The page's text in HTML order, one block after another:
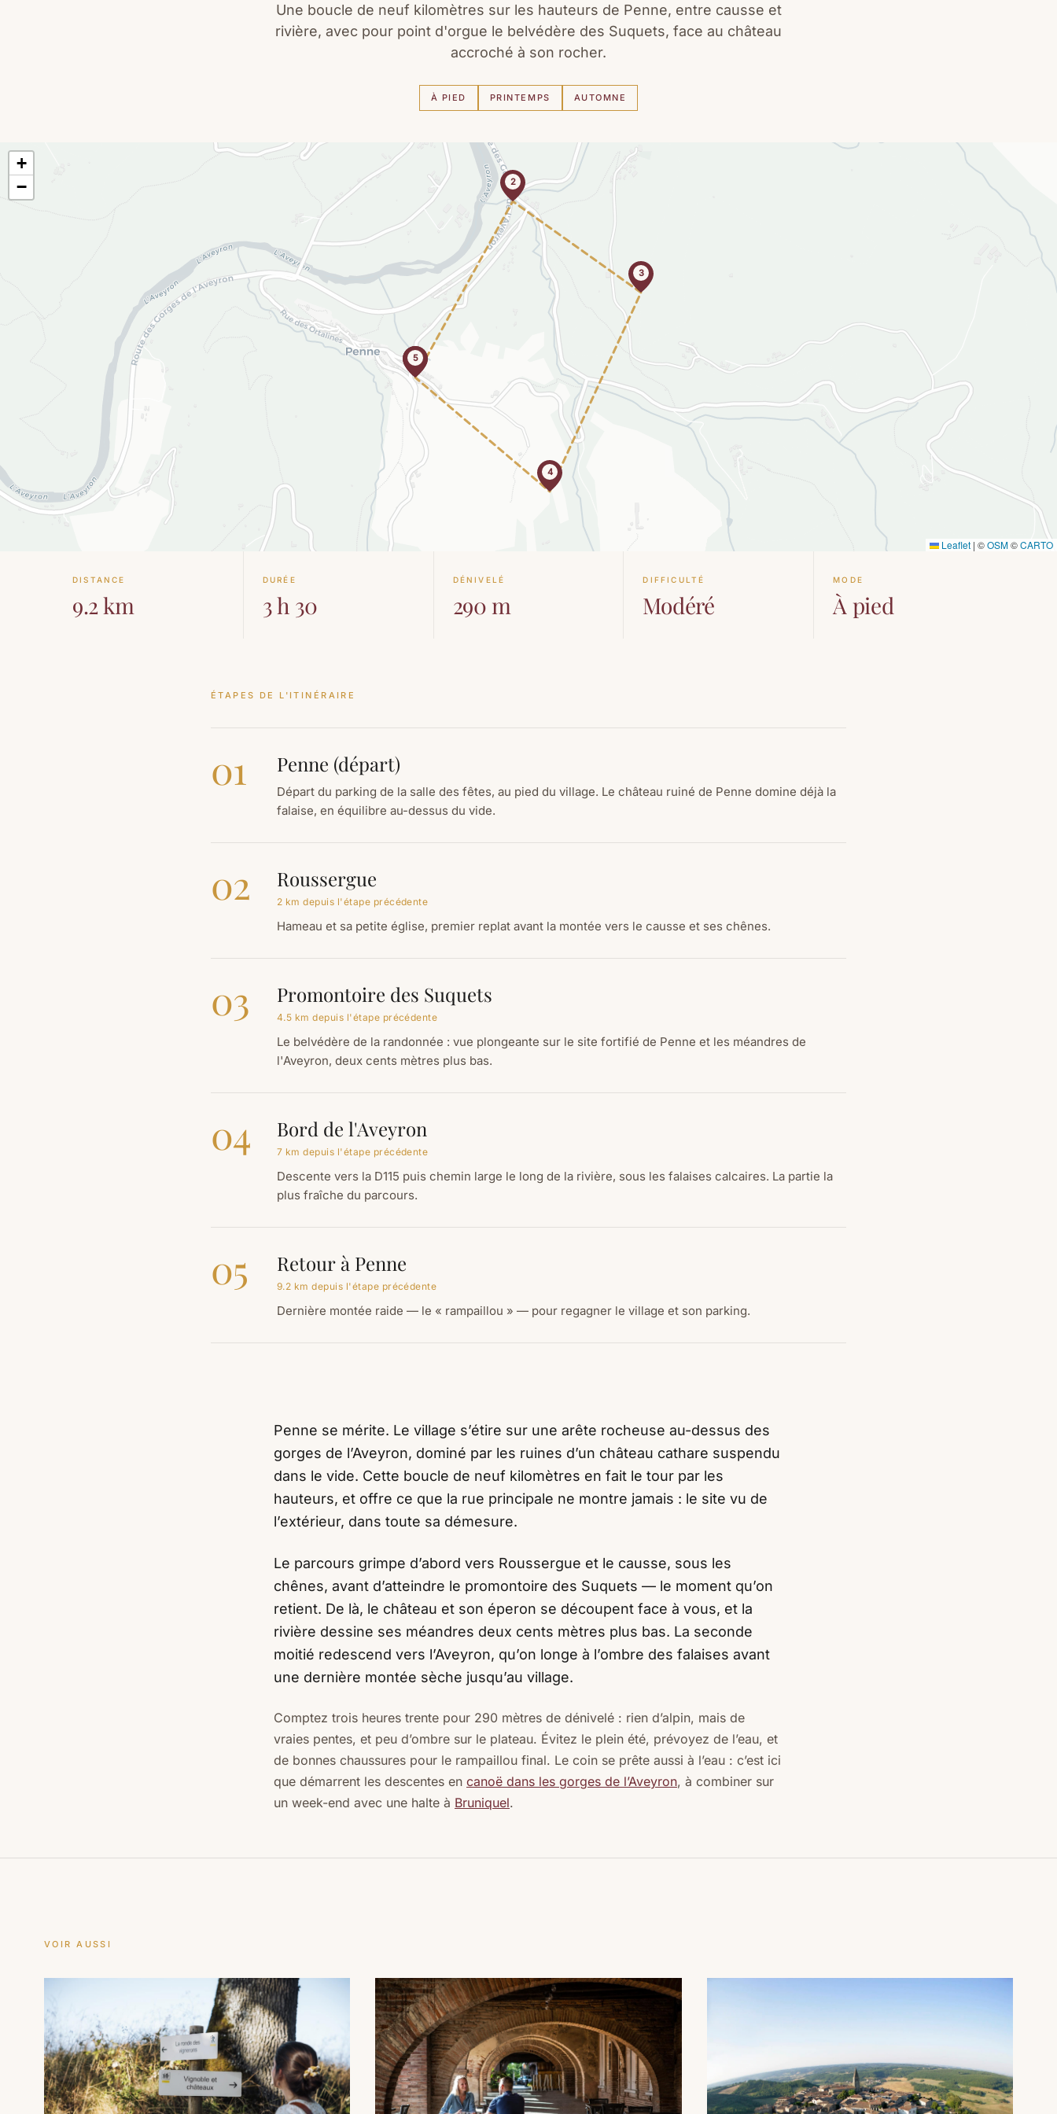
Une boucle de neuf kilomètres sur les hauteurs de Penne, entre causse et
rivière, avec pour point d'orgue le belvédère des Suquets, face au château
accroché à son rocher.
À PIED PRINTEMPS AUTOMNE
1
2
3
4
5
+
−
Leaflet | ©OSM©CARTO
DISTANCE
9.2 km
DURÉE
3 h 30
DÉNIVELÉ
290 m
DIFFICULTÉ
Modéré
MODE
À pied
ÉTAPES DE L'ITINÉRAIRE
01 Penne (départ)
Départ du parking de la salle des fêtes, au pied du village. Le château ruiné de Penne domine déjà la
falaise, en équilibre au-dessus du vide.
02 Roussergue
2 km depuis l'étape précédente
Hameau et sa petite église, premier replat avant la montée vers le causse et ses chênes.
03 Promontoire des Suquets
4.5 km depuis l'étape précédente
Le belvédère de la randonnée : vue plongeante sur le site fortifié de Penne et les méandres de
l'Aveyron, deux cents mètres plus bas.
04 Bord de l'Aveyron
7 km depuis l'étape précédente
Descente vers la D115 puis chemin large le long de la rivière, sous les falaises calcaires. La partie la
plus fraîche du parcours.
05 Retour à Penne
9.2 km depuis l'étape précédente
Dernière montée raide — le « rampaillou » — pour regagner le village et son parking.
Penne se mérite. Le village s’étire sur une arête rocheuse au-dessus des
gorges de l’Aveyron, dominé par les ruines d’un château cathare suspendu
dans le vide. Cette boucle de neuf kilomètres en fait le tour par les
hauteurs, et offre ce que la rue principale ne montre jamais : le site vu de
l’extérieur, dans toute sa démesure.
Le parcours grimpe d’abord vers Roussergue et le causse, sous les
chênes, avant d’atteindre le promontoire des Suquets — le moment qu’on
retient. De là, le château et son éperon se découpent face à vous, et la
rivière dessine ses méandres deux cents mètres plus bas. La seconde
moitié redescend vers l’Aveyron, qu’on longe à l’ombre des falaises avant
une dernière montée sèche jusqu’au village.
Comptez trois heures trente pour 290 mètres de dénivelé : rien d’alpin, mais de
vraies pentes, et peu d’ombre sur le plateau. Évitez le plein été, prévoyez de l’eau, et
de bonnes chaussures pour le rampaillou final. Le coin se prête aussi à l’eau : c’est ici
que démarrent les descentes en canoë dans les gorges de l’Aveyron, à combiner sur
un week-end avec une halte à Bruniquel.
VOIR AUSSI